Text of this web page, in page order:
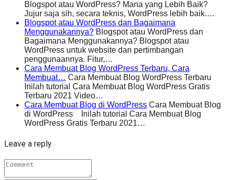
Blogspot atau WordPress? Mana yang Lebih Baik?
Jujur saja sih, secara teknis, WordPress lebih baik.…
Blogspot atau WordPress dan Bagaimana
Menggunakannya? Blogspot atau WordPress dan
Bagaimana Menggunakannya? Blogspot atau
WordPress untuk website dan pertimbangan
penggunaannya. Fitur,…
Cara Membuat Blog WordPress Terbaru, Cara
Membuat… Cara Membuat Blog WordPress Terbaru
Inilah tutorial Cara Membuat Blog WordPress Gratis
Terbaru 2021 Video…
Cara Membuat Blog di WordPress Cara Membuat Blog
di WordPress Inilah tutorial Cara Membuat Blog
WordPress Gratis Terbaru 2021…
Leave a reply